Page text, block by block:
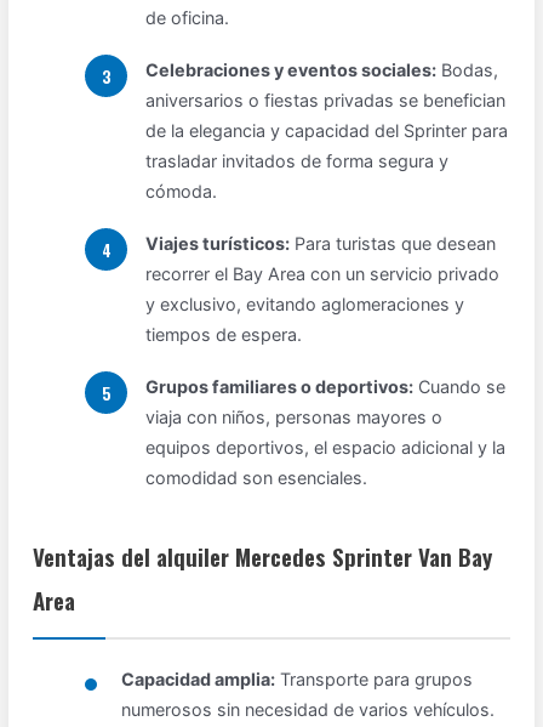
de oficina.
Celebraciones y eventos sociales: Bodas,
aniversarios o fiestas privadas se benefician
de la elegancia y capacidad del Sprinter para
trasladar invitados de forma segura y
cómoda.
Viajes turísticos: Para turistas que desean
recorrer el Bay Area con un servicio privado
y exclusivo, evitando aglomeraciones y
tiempos de espera.
Grupos familiares o deportivos: Cuando se
viaja con niños, personas mayores o
equipos deportivos, el espacio adicional y la
comodidad son esenciales.
Ventajas del alquiler Mercedes Sprinter Van Bay
Area
Capacidad amplia: Transporte para grupos
numerosos sin necesidad de varios vehículos.